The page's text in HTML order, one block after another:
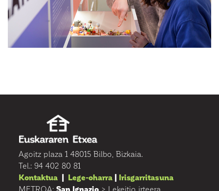
Agoitz plaza 1 48015 Bilbo, Bizkaia.
Tel.: 94 402 80 81
Kontaktua | Lege-oharra | Irisgarritasuna
METROA: San Ignazio > Lekeitio irteera